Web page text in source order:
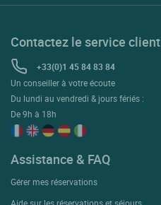
Contactez le service client
+33(0)1 45 84 83 84
Un conseiller à votre écoute
Du lundi au vendredi & jours fériés :
De 9h à 18h
Assistance & FAQ
Gérer mes réservations